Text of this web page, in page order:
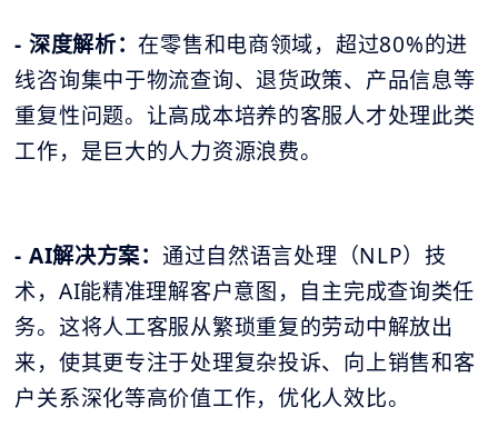
- 深度解析：在零售和电商领域，超过80%的进
线咨询集中于物流查询、退货政策、产品信息等
重复性问题。让高成本培养的客服人才处理此类
工作，是巨大的人力资源浪费。
- AI解决方案： 通过自然语言处理（NLP）技
术，AI能精准理解客户意图，自主完成查询类任
务。这将人工客服从繁琐重复的劳动中解放出
来，使其更专注于处理复杂投诉、向上销售和客
户关系深化等高价值工作，优化人效比。